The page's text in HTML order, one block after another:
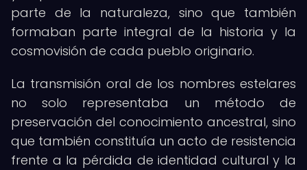
parte de la naturaleza, sino que también
formaban parte integral de la historia y la
cosmovisión de cada pueblo originario.
La transmisión oral de los nombres estelares
no solo representaba un método de
preservación del conocimiento ancestral, sino
que también constituía un acto de resistencia
frente a la pérdida de identidad cultural y la